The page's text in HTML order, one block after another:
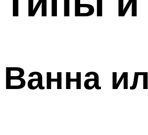
Ванна